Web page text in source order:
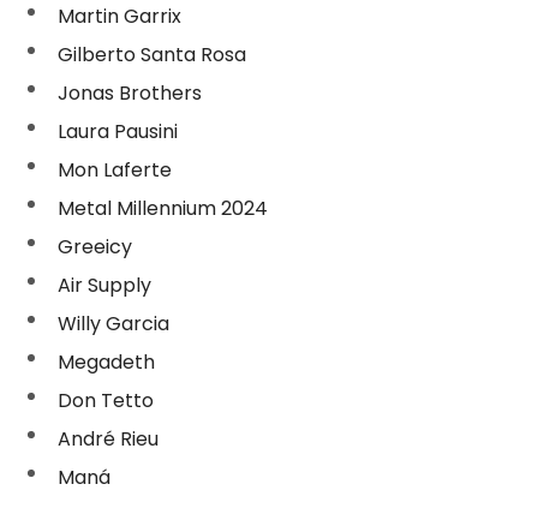
Martin Garrix
Gilberto Santa Rosa
Jonas Brothers
Laura Pausini
Mon Laferte
Metal Millennium 2024
Greeicy
Air Supply
Willy Garcia
Megadeth
Don Tetto
André Rieu
Maná